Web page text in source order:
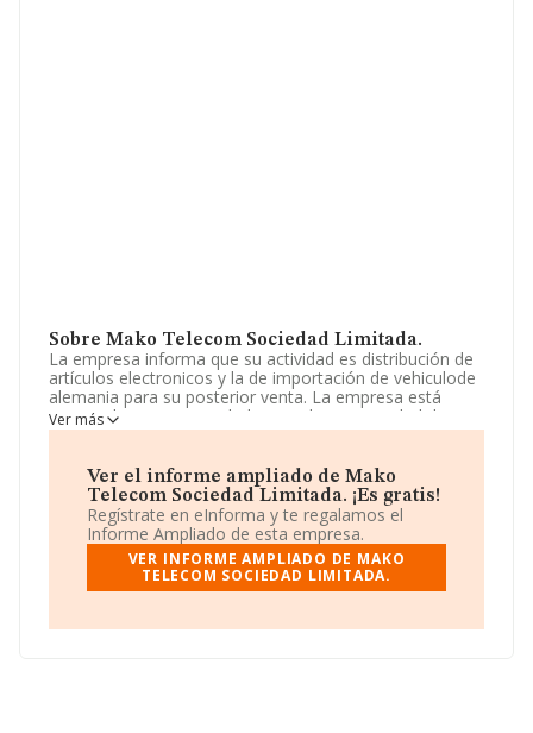
Sobre Mako Telecom Sociedad Limitada.
La empresa informa que su actividad es distribución de
artículos electronicos y la de importación de vehiculode
alemania para su posterior venta. La empresa está
registrada como Sociedad Limitada. La actividad de
referencia CNAE corresponde a 'Comercio al por mayor
opera en el mercado de las importaciones.
La empresa españolaMako Telecom Sociedad
Limitada, con CIF B02381721, se encuentra en Calle
Requena núm. 8, (02600), Villarrobledo, en Albacete,
Castilla-la Mancha.
empresas pertenecientes al sector, en el ámbito
Ver más
Ver el informe ampliado de Mako
Telecom Sociedad Limitada. ¡Es gratis!
Regístrate en eInforma y te regalamos el
Informe Ampliado de esta empresa.
VER INFORME AMPLIADO DE MAKO
TELECOM SOCIEDAD LIMITADA.